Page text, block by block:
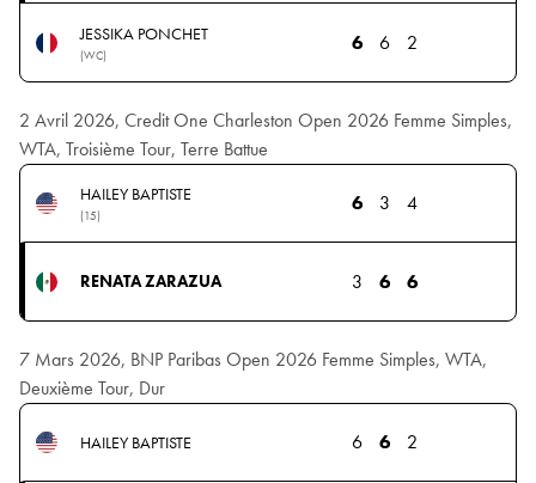
JESSIKA PONCHET
(WC)
6 6 2
2 Avril 2026, Credit One Charleston Open 2026 Femme Simples,
WTA, Troisième Tour, Terre Battue
HAILEY BAPTISTE
(15)
6 3 4
RENATA ZARAZUA 3 6 6
7 Mars 2026, BNP Paribas Open 2026 Femme Simples, WTA,
Deuxième Tour, Dur
HAILEY BAPTISTE 6 6 2